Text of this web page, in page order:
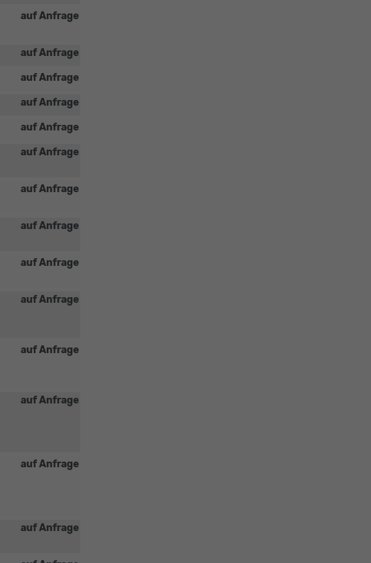
auf Anfrage
auf Anfrage
auf Anfrage
auf Anfrage
auf Anfrage
auf Anfrage
auf Anfrage
auf Anfrage
auf Anfrage
auf Anfrage
auf Anfrage
auf Anfrage
auf Anfrage
auf Anfrage